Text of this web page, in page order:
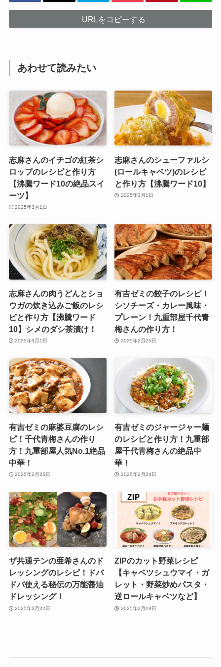
URLをコピーする
あわせて読みたい
志麻さんのイチゴの紅茶シ
ロップのレシピと作り方
【沸騰ワード10の絶品スイ
ーツ】
2025年3月1日
志麻さんのシューファルシ
(ロールキャベツ)のレシピ
と作り方【沸騰ワード10】
2025年3月1日
志麻さんの肉うどんとショ
ウガの炊き込みご飯のレシ
ピと作り方【沸騰ワード
10】シメのダシ茶漬け！
2025年3月1日
有吉ゼミの餃子のレシピ！
シソチーズ・カレー風味・
プレーン！九重部屋千代青
梅さんの作り方！
2025年2月25日
有吉ゼミの麻婆豆腐のレシ
ピ！千代青梅さんの作り
方！九重部屋人気No.1絶品
中華！
2025年2月25日
有吉ゼミのジャージャー麺
のレシピと作り方！九重部
屋千代青梅さんの絶品中
華！
2025年2月24日
ザ共通テンの亜希さんのド
レッシングのレシピ！ドバ
ドバ使える秘伝の万能醤油
ドレッシング！
2025年2月22日
ZIPのカット野菜レシピ
【キャベツシュウマイ・ガ
レット・野菜炒めパスタ・
逆ロールキャベツなど】
2025年2月19日